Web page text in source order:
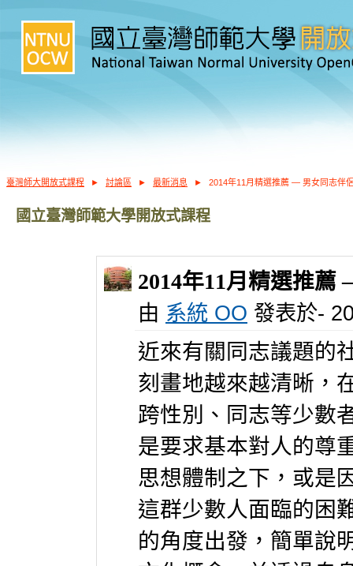
臺灣師大開放式課程 ► 討論區 ► 最新消息 ► 2014年11月精選推薦 — 男女同志伴
國立臺灣師範大學開放式課程
2014年11月精選推
由 系統 OO 發表於-
近來有關同志議題的
刻畫地越來越清晰，
跨性別、同志等少數
是要求基本對人的尊
思想體制之下，或是
這群少數人面臨的困
的角度出發，簡單說